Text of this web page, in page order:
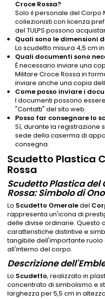
Croce Rossa?
Solo il personale del Corpo
collezionisti con licenza
del TULPS possono
Quali sono le dimensioni
Lo scudetto misura 4,5 cm
Quali documenti sono
È necessario inviare una
Militare Croce Rossa in
inviare anche una copia
Come posso inviare i
I documenti possono
"Contatti" del sito web.
Posso far consegnare lo
Sì, durante la registrazione
sede della caserma di
consegna.
Scudetto Plastica
Rossa
Scudetto Plastica del
Rossa: Simbolo di
Lo Scudetto Omeraledel
rappresenta un'icona di
delle divise ordinarie. Questo
caratteristiche distintive e
tangibile dell'importante
all'interno del corpo.
Descrizione
Lo Scudetto, realizzato in
concentrato di simbolismo e
larghezza per 5,5 cm in